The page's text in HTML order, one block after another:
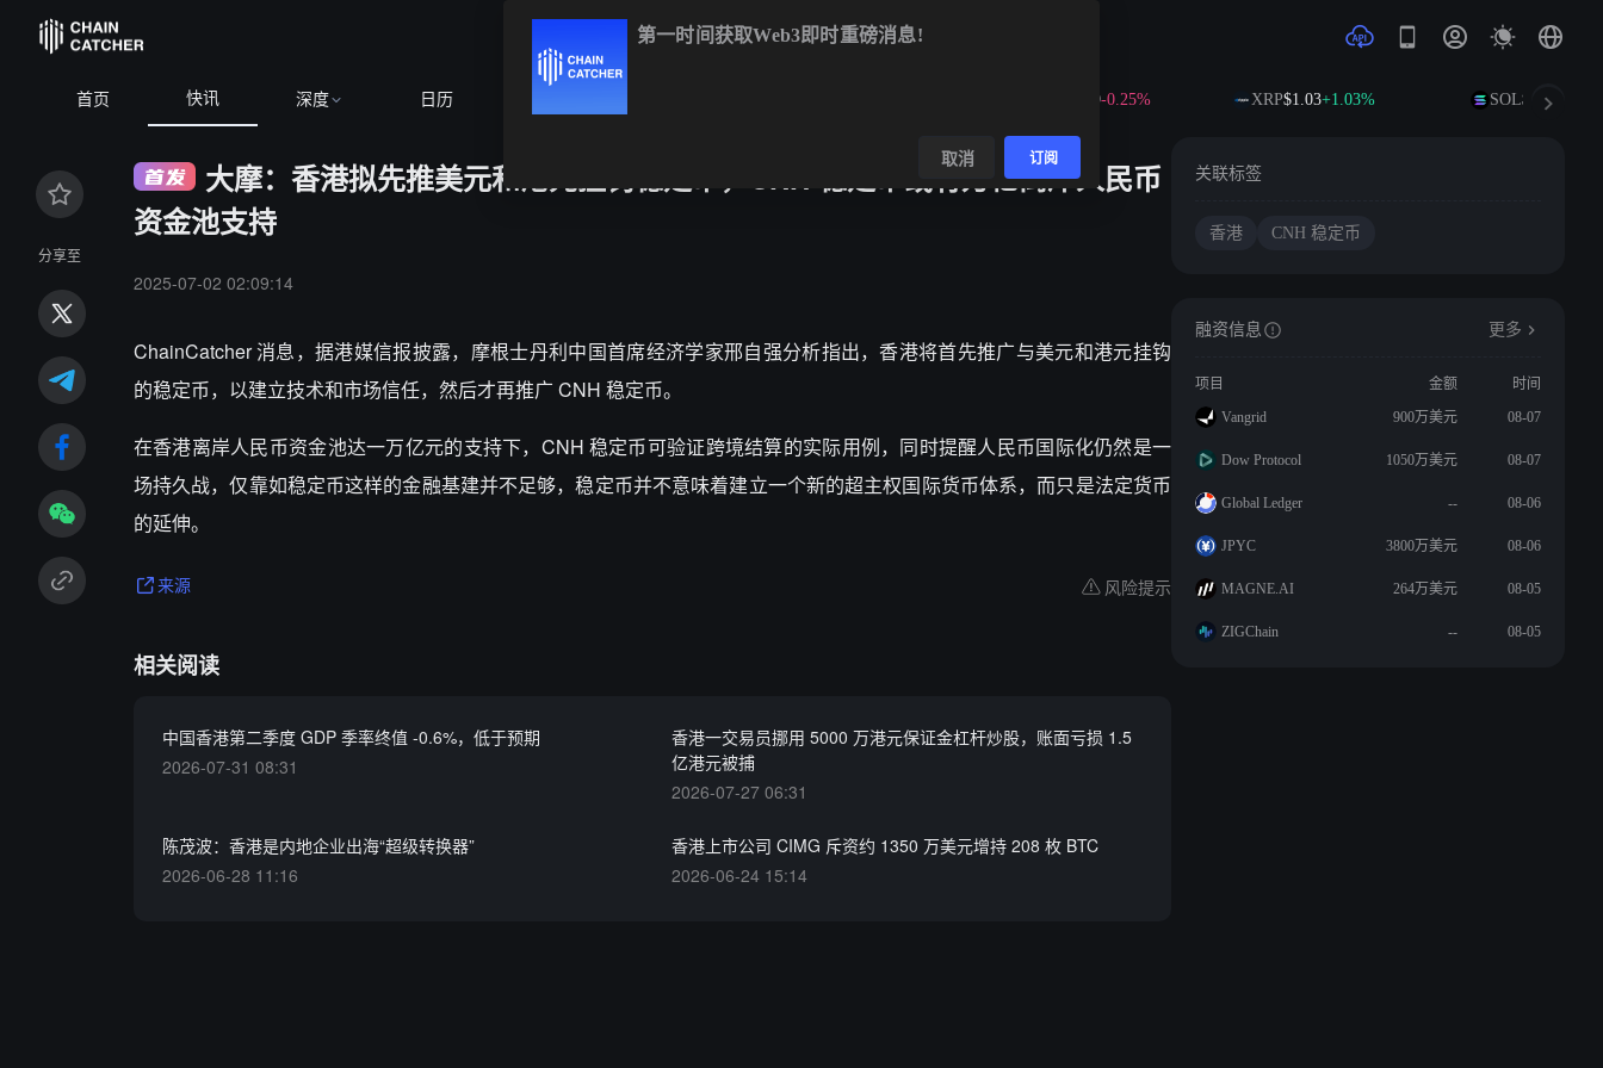
首页 快讯 深度 日历 -0.25% XRP$1.03+1.03% SOL$74.40
分享至
大摩：香港拟先推美元和港元挂钩稳定币，CNH 稳定币或有万亿离岸人民币
资金池支持
2025-07-02 02:09:14
ChainCatcher 消息，据港媒信报披露，摩根士丹利中国首席经济学家邢自强分析指出，香港将首先推广与美元和港元挂钩
的稳定币，以建立技术和市场信任，然后才再推广 CNH 稳定币。
在香港离岸人民币资金池达一万亿元的支持下，CNH 稳定币可验证跨境结算的实际用例，同时提醒人民币国际化仍然是一
场持久战，仅靠如稳定币这样的金融基建并不足够，稳定币并不意味着建立一个新的超主权国际货币体系，而只是法定货币
的延伸。
来源 风险提示
相关阅读
中国香港第二季度 GDP 季率终值 -0.6%，低于预期
2026-07-31 08:31
香港一交易员挪用 5000 万港元保证金杠杆炒股，账面亏损 1.5
亿港元被捕
2026-07-27 06:31
陈茂波：香港是内地企业出海“超级转换器”
2026-06-28 11:16
香港上市公司 CIMG 斥资约 1350 万美元增持 208 枚 BTC
2026-06-24 15:14
关联标签
香港 CNH 稳定币
融资信息 更多
项目 金额
时间
Vangrid
900万美元 08-07
Dow Protocol 1050万美元 08-07
Global Ledger -- 08-06
JPYC 3800万美元 08-06
MAGNE.AI 264万美元 08-05
ZIGChain -- 08-05
第一时间获取Web3即时重磅消息!
取消 订阅